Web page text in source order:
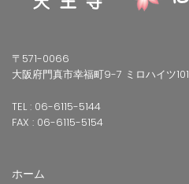
〒571-0066
大阪府門真市幸福町9-7 ミロハイツ101
TEL : 06-6115-5144
FAX : 06-6115-5154
ホーム